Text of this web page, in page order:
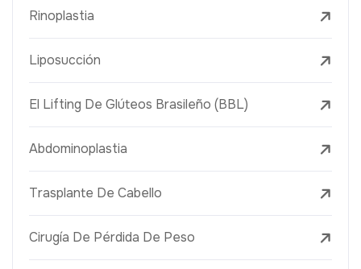
Rinoplastia
Liposucción
El Lifting De Glúteos Brasileño (BBL)
Abdominoplastia
Trasplante De Cabello
Cirugía De Pérdida De Peso